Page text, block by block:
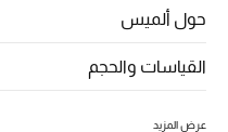
المجوهرات
نسوقوا أحدث ما وصلنا
حول ألميس
القياسات والحجم
عرض المزيد